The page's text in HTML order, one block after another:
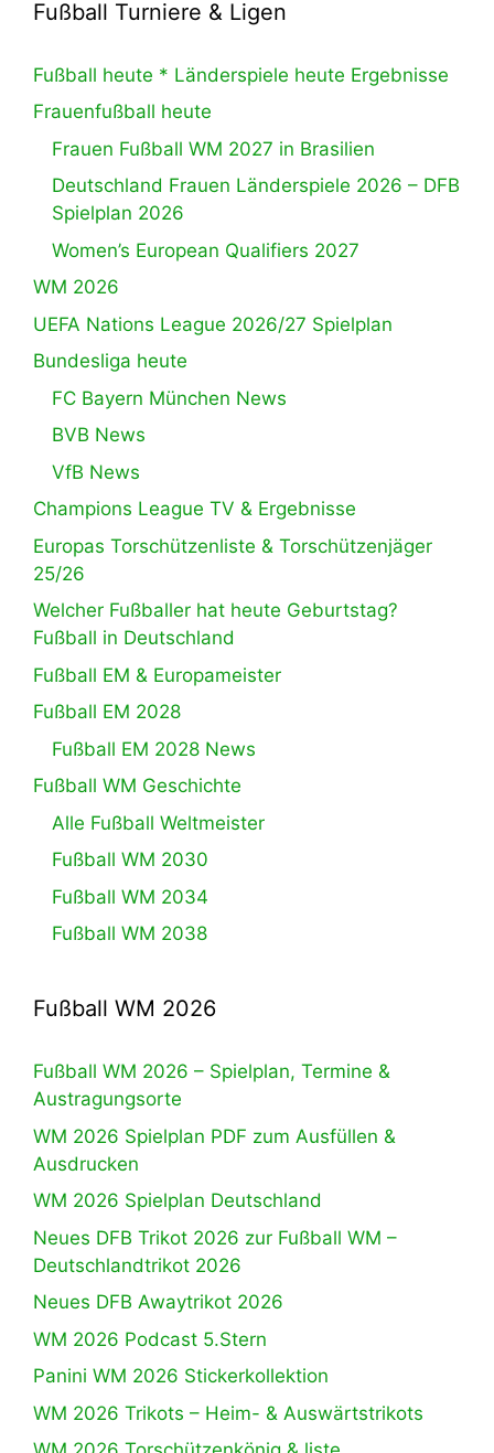
Fußball Turniere & Ligen
Fußball heute * Länderspiele heute Ergebnisse
Frauenfußball heute
Frauen Fußball WM 2027 in Brasilien
Deutschland Frauen Länderspiele 2026 – DFB
Spielplan 2026
Women’s European Qualifiers 2027
WM 2026
UEFA Nations League 2026/27 Spielplan
Bundesliga heute
FC Bayern München News
BVB News
VfB News
Champions League TV & Ergebnisse
Europas Torschützenliste & Torschützenjäger
25/26
Welcher Fußballer hat heute Geburtstag?
Fußball in Deutschland
Fußball EM & Europameister
Fußball EM 2028
Fußball EM 2028 News
Fußball WM Geschichte
Alle Fußball Weltmeister
Fußball WM 2030
Fußball WM 2034
Fußball WM 2038
Fußball WM 2026
Fußball WM 2026 – Spielplan, Termine &
Austragungsorte
WM 2026 Spielplan PDF zum Ausfüllen &
Ausdrucken
WM 2026 Spielplan Deutschland
Neues DFB Trikot 2026 zur Fußball WM –
Deutschlandtrikot 2026
Neues DFB Awaytrikot 2026
WM 2026 Podcast 5.Stern
Panini WM 2026 Stickerkollektion
WM 2026 Trikots – Heim- & Auswärtstrikots